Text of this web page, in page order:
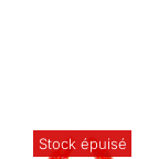
Stock épuisé